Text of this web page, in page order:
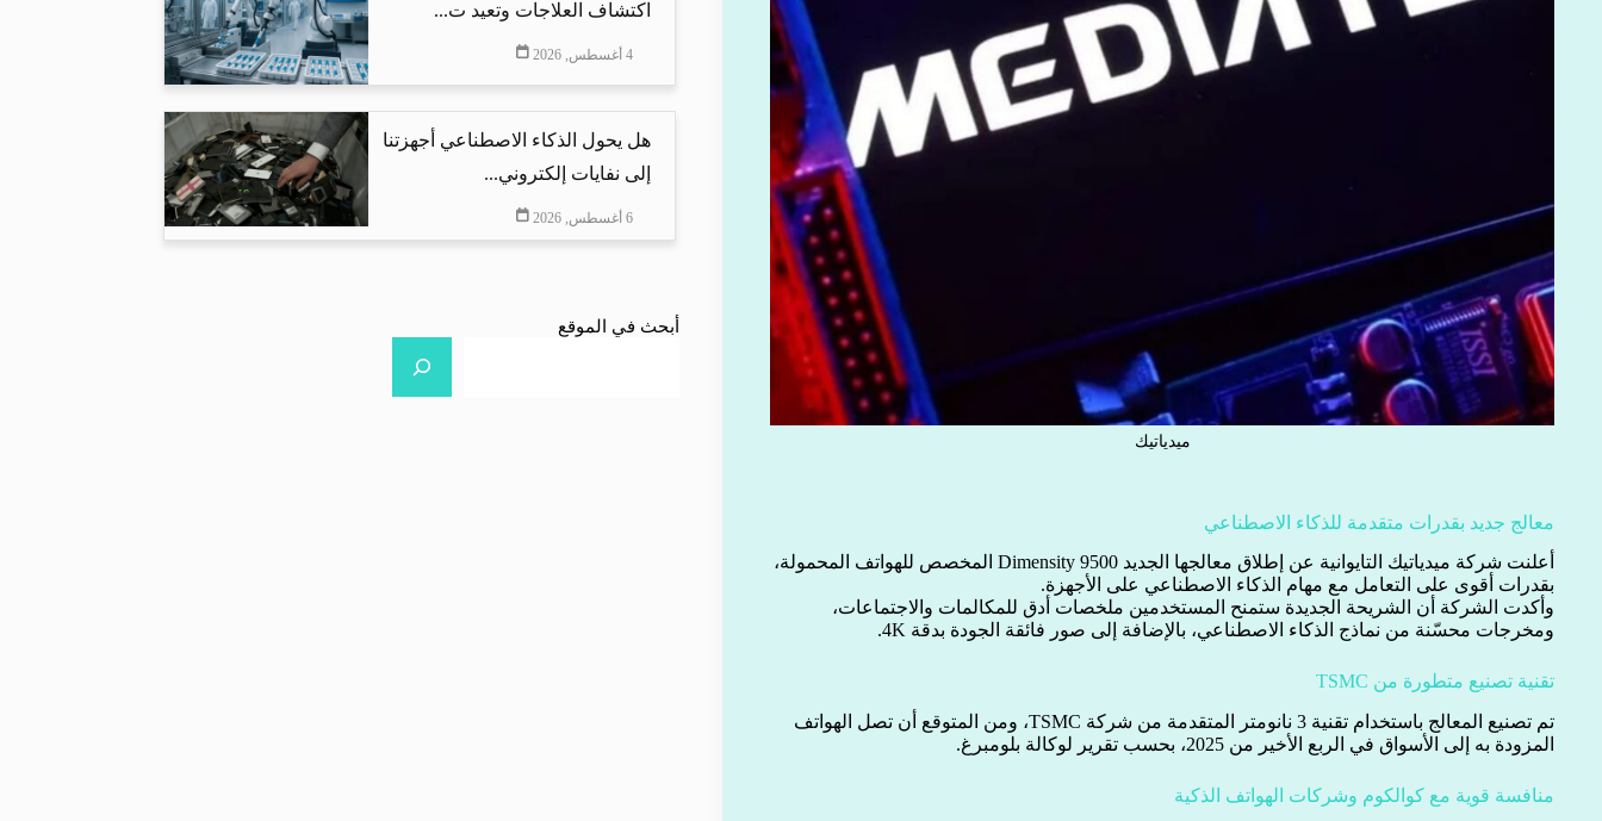
ميدياتيك
معالج جديد بقدرات متقدمة للذكاء الاصطناعي
أعلنت شركة ميدياتيك التايوانية عن إطلاق معالجها الجديد Dimensity 9500 المخصص للهواتف المحمولة،
بقدرات أقوى على التعامل مع مهام الذكاء الاصطناعي على الأجهزة.
وأكدت الشركة أن الشريحة الجديدة ستمنح المستخدمين ملخصات أدق للمكالمات والاجتماعات،
ومخرجات محسّنة من نماذج الذكاء الاصطناعي، بالإضافة إلى صور فائقة الجودة بدقة 4K.
تقنية تصنيع متطورة من TSMC
تم تصنيع المعالج باستخدام تقنية 3 نانومتر المتقدمة من شركة TSMC، ومن المتوقع أن تصل الهواتف
المزودة به إلى الأسواق في الربع الأخير من 2025، بحسب تقرير لوكالة بلومبرغ.
منافسة قوية مع كوالكوم وشركات الهواتف الذكية
اكتشاف العلاجات وتعيد ت...
4 أغسطس, 2026
هل يحول الذكاء الاصطناعي أجهزتنا
إلى نفايات إلكتروني...
6 أغسطس, 2026
أبحث في الموقع